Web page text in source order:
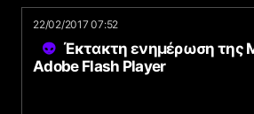
22/02/2017 07:52
Έκτακτη ενημέρωση της
Adobe Flash Player